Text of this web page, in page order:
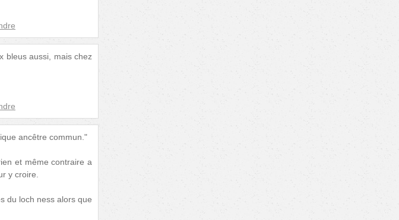
bleus aussi, mais chez
ancêtre commun."
et même contraire a
y croire.
du loch ness alors que